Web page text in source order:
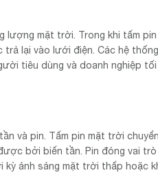
lượng mặt trời. Trong khi tấm pin
lại vào lưới điện. Các hệ
tiêu dùng và doanh nghiệp tối
và pin. Tấm pin mặt trời
bởi biến tần. Pin đóng vai trò
ánh sáng mặt trời thấp hoặc